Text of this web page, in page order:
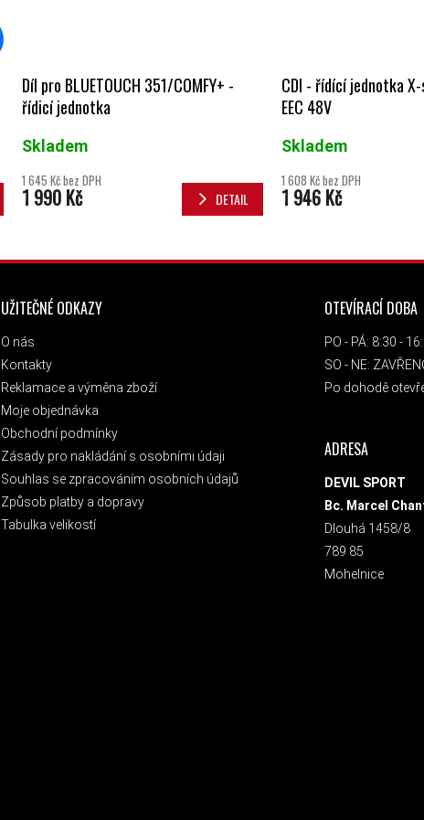
Díl pro BLUETOUCH 351/COMFY+ -
řídicí jednotka
Skladem
1 645 Kč bez DPH
1 990 Kč DETAIL
CDI - řídící jednotka
EEC 48V
Skladem
1 608 Kč bez DPH
1 946 Kč
UŽITEČNÉ ODKAZY
O nás
Kontakty
Reklamace a výměna zboží
Moje objednávka
Obchodní podmínky
Zásady pro nakládání s osobními údaji
Souhlas se zpracováním osobních údajů
Způsob platby a dopravy
Tabulka velikostí
OTEVÍRACÍ DOBA
PO - PÁ: 8:30 -
SO - NE:
Po dohodě
ADRESA
DEVIL SPORT
Bc. Marcel
Dlouhá 1458/8
789 85
Mohelnice